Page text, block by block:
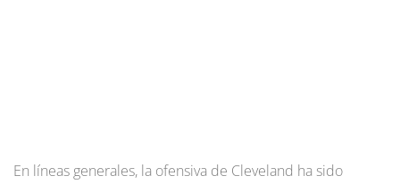
En líneas generales, la ofensiva de Cleveland ha sido